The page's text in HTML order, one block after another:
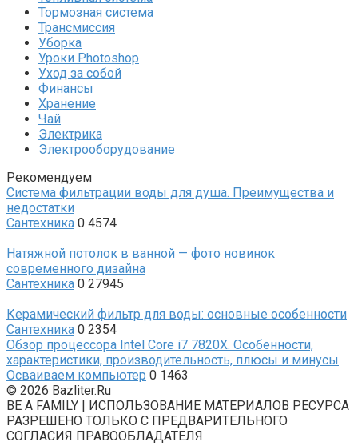
Тормозная система
Трансмиссия
Уборка
Уроки Photoshop
Уход за собой
Финансы
Хранение
Чай
Электрика
Электрооборудование
Рекомендуем
Система фильтрации воды для душа. Преимущества и
недостатки
Сантехника 0 4574
Натяжной потолок в ванной — фото новинок
современного дизайна
Сантехника 0 27945
Керамический фильтр для воды: основные особенности
Сантехника 0 2354
Обзор процессора Intel Core i7 7820X. Особенности,
характеристики, производительность, плюсы и минусы
Осваиваем компьютер 0 1463
© 2026 Bazliter.Ru
BE A FAMILY | ИСПОЛЬЗОВАНИЕ МАТЕРИАЛОВ РЕСУРСА
РАЗРЕШЕНО ТОЛЬКО С ПРЕДВАРИТЕЛЬНОГО
СОГЛАСИЯ ПРАВООБЛАДАТЕЛЯ